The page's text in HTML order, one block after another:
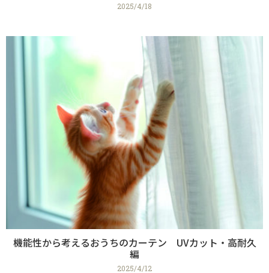
2025/4/18
機能性から考えるおうちのカーテン UVカット・高耐久
編
2025/4/12